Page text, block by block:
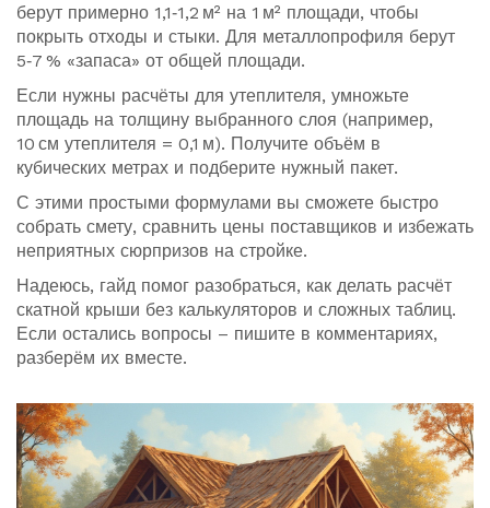
берут примерно 1,1‑1,2 м² на 1 м² площади, чтобы
покрыть отходы и стыки. Для металлопрофиля берут
5‑7 % «запаса» от общей площади.
Если нужны расчёты для утеплителя, умножьте
площадь на толщину выбранного слоя (например,
10 см утеплителя = 0,1 м). Получите объём в
кубических метрах и подберите нужный пакет.
С этими простыми формулами вы сможете быстро
собрать смету, сравнить цены поставщиков и избежать
неприятных сюрпризов на стройке.
Надеюсь, гайд помог разобраться, как делать расчёт
скатной крыши без калькуляторов и сложных таблиц.
Если остались вопросы – пишите в комментариях,
разберём их вместе.